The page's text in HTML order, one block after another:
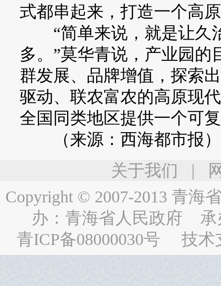
式都串起来，打造一个高
“简单来说，就是让久
多。”莫华青说，产业园
群发展、品牌增值，探索
驱动、联农富农的高原现
全国同类地区提供一个可
（来源：西海都市报）
关于我们 |
Copyright © 2007-2013 青海
办： 青海省人民政府 承
青ICP备08000030号 技术